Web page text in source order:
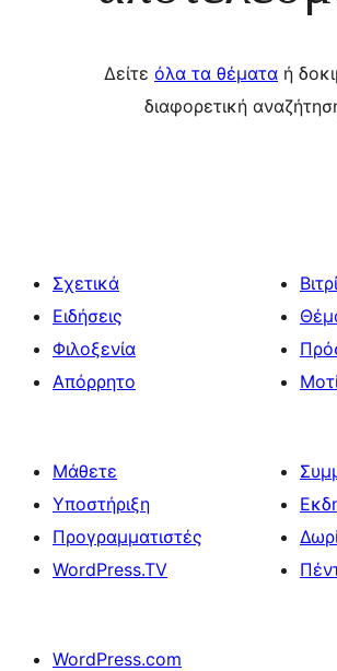
Δείτε όλα τα θέματα ή
διαφορετική
Σχετικά
Ειδήσεις
Φιλοξενία
Απόρρητο
Μάθετε
Υποστήριξη
Προγραμματιστές
WordPress.TV
WordPress.com